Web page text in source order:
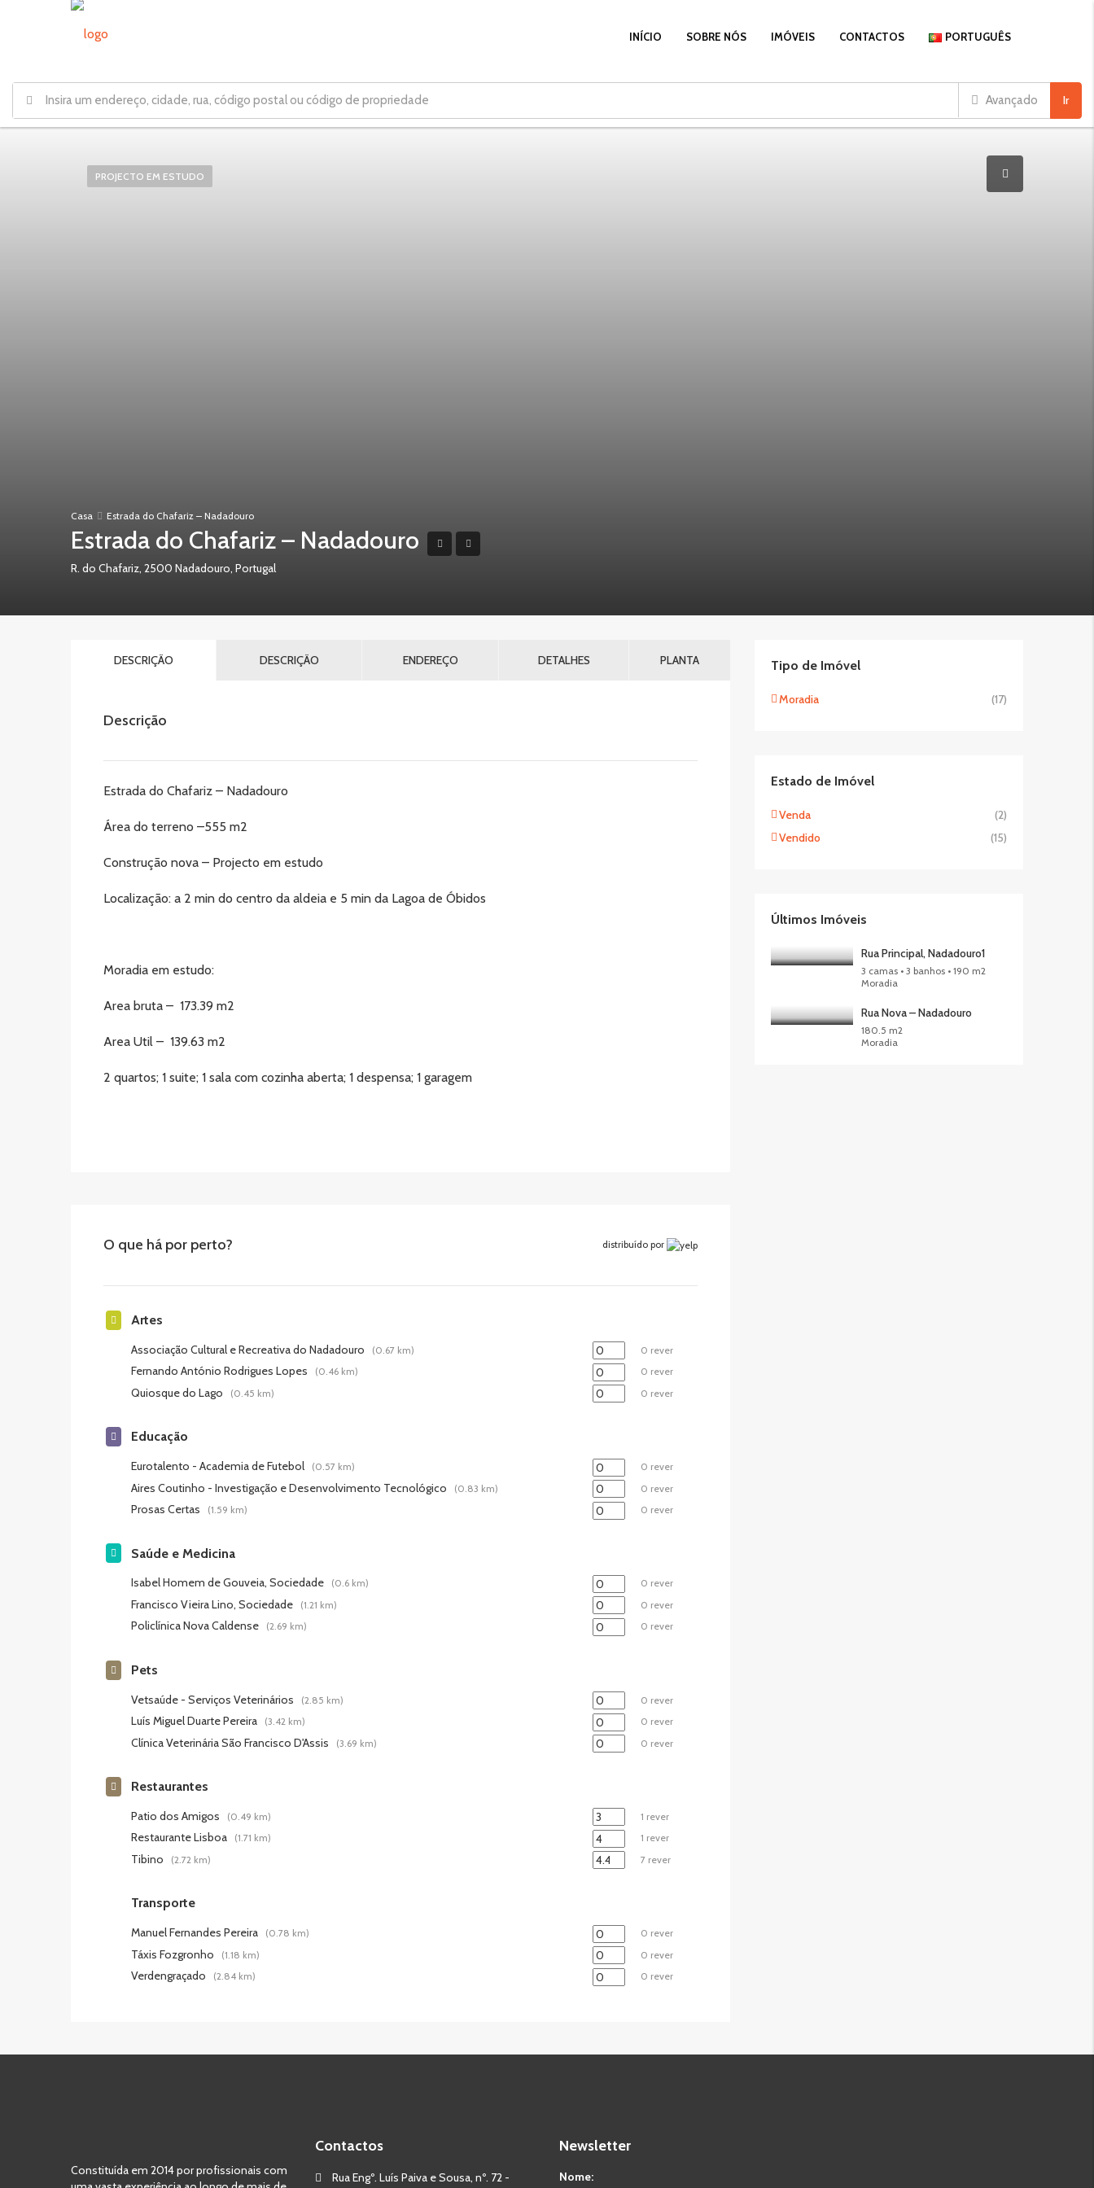
INÍCIO SOBRE NÓS IMÓVEIS CONTACTOS PORTUGUÊS
Avançado Ir
PROJECTO EM ESTUDO
Casa Estrada do Chafariz – Nadadouro
Estrada do Chafariz – Nadadouro
R. do Chafariz, 2500 Nadadouro, Portugal
DESCRIÇÃO DESCRIÇÃO ENDEREÇO DETALHES PLANTA
Descrição
Estrada do Chafariz – Nadadouro
Área do terreno –555 m2
Construção nova – Projecto em estudo
Localização: a 2 min do centro da aldeia e 5 min da Lagoa de Óbidos
Moradia em estudo:
Area bruta – 173.39 m2
Area Util – 139.63 m2
2 quartos; 1 suite; 1 sala com cozinha aberta; 1 despensa; 1 garagem
O que há por perto? distribuído por
Artes
Associação Cultural e Recreativa do Nadadouro (0.67 km) 0 rever
Fernando António Rodrigues Lopes (0.46 km) 0 rever
Quiosque do Lago (0.45 km) 0 rever
Educação
Eurotalento - Academia de Futebol (0.57 km) 0 rever
Aires Coutinho - Investigação e Desenvolvimento Tecnológico (0.83 km) 0 rever
Prosas Certas (1.59 km) 0 rever
Saúde e Medicina
Isabel Homem de Gouveia, Sociedade (0.6 km) 0 rever
Francisco Vieira Lino, Sociedade (1.21 km) 0 rever
Policlínica Nova Caldense (2.69 km) 0 rever
Pets
Vetsaúde - Serviços Veterinários (2.85 km) 0 rever
Luís Miguel Duarte Pereira (3.42 km) 0 rever
Clínica Veterinária São Francisco D'Assis (3.69 km) 0 rever
Restaurantes
Patio dos Amigos (0.49 km) 1 rever
Restaurante Lisboa (1.71 km) 1 rever
Tibino (2.72 km) 7 rever
Transporte
Manuel Fernandes Pereira (0.78 km) 0 rever
Táxis Fozgronho (1.18 km) 0 rever
Verdengraçado (2.84 km) 0 rever
Tipo de Imóvel
Moradia (17)
Estado de Imóvel
Venda
(2)
Vendido
(15)
Últimos Imóveis
Rua Principal, Nadadouro1
3 camas • 3 banhos • 190 m2
Moradia
Rua Nova – Nadadouro
180.5 m2
Moradia
Constituída em 2014 por profissionais com
Contactos
Rua Engº. Luís Paiva e Sousa, nº. 72 -
Newsletter
Nome: